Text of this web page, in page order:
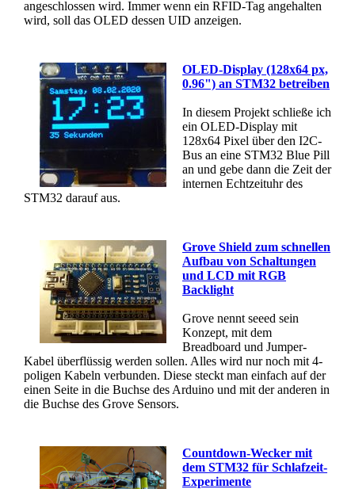
angeschlossen wird. Immer wenn ein RFID-Tag angehalten
wird, soll das OLED dessen UID anzeigen.
OLED-Display (128x64 px,
0.96") an STM32 betreiben
In diesem Projekt schließe ich
ein OLED-Display mit
128x64 Pixel über den I2C-
Bus an eine STM32 Blue Pill
an und gebe dann die Zeit der
internen Echtzeituhr des
STM32 darauf aus.
Grove Shield zum schnellen
Aufbau von Schaltungen
und LCD mit RGB
Backlight
Grove nennt seeed sein
Konzept, mit dem
Breadboard und Jumper-
Kabel überflüssig werden sollen. Alles wird nur noch mit 4-
poligen Kabeln verbunden. Diese steckt man einfach auf der
einen Seite in die Buchse des Arduino und mit der anderen in
die Buchse des Grove Sensors.
Countdown-Wecker mit
dem STM32 für Schlafzeit-
Experimente